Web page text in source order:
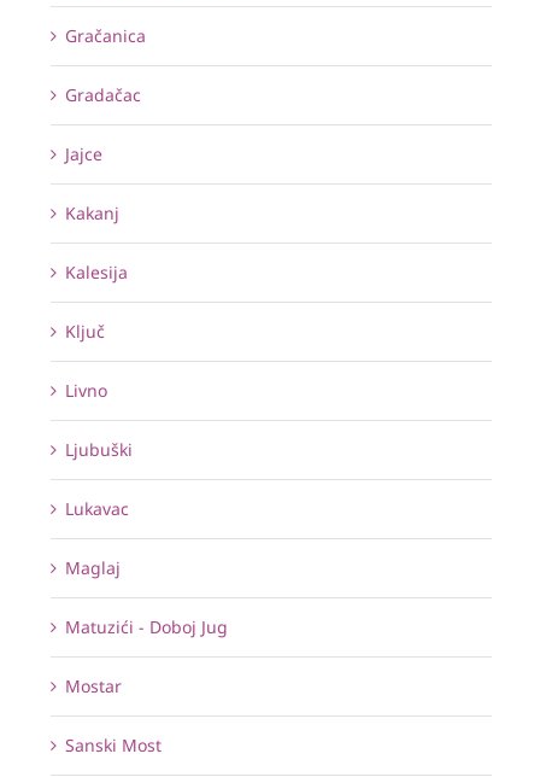
Gračanica
Gradačac
Jajce
Kakanj
Kalesija
Ključ
Livno
Ljubuški
Lukavac
Maglaj
Matuzići - Doboj Jug
Mostar
Sanski Most